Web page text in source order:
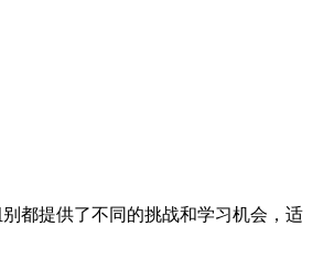
别都提供了不同的挑战和学习机会，适